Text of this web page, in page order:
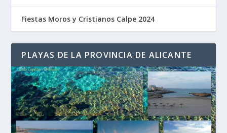
Fiestas Moros y Cristianos Calpe 2024
PLAYAS DE LA PROVINCIA DE ALICANTE